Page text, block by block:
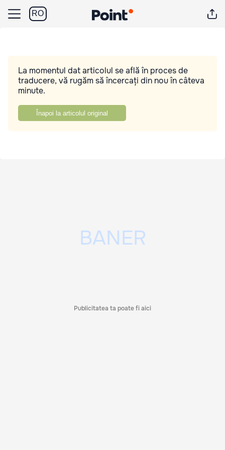
RO
La momentul dat articolul se află în proces de
traducere, vă rugăm să încercați din nou în câteva
minute.
Înapoi la articolul original
Publicitatea ta poate fi aici